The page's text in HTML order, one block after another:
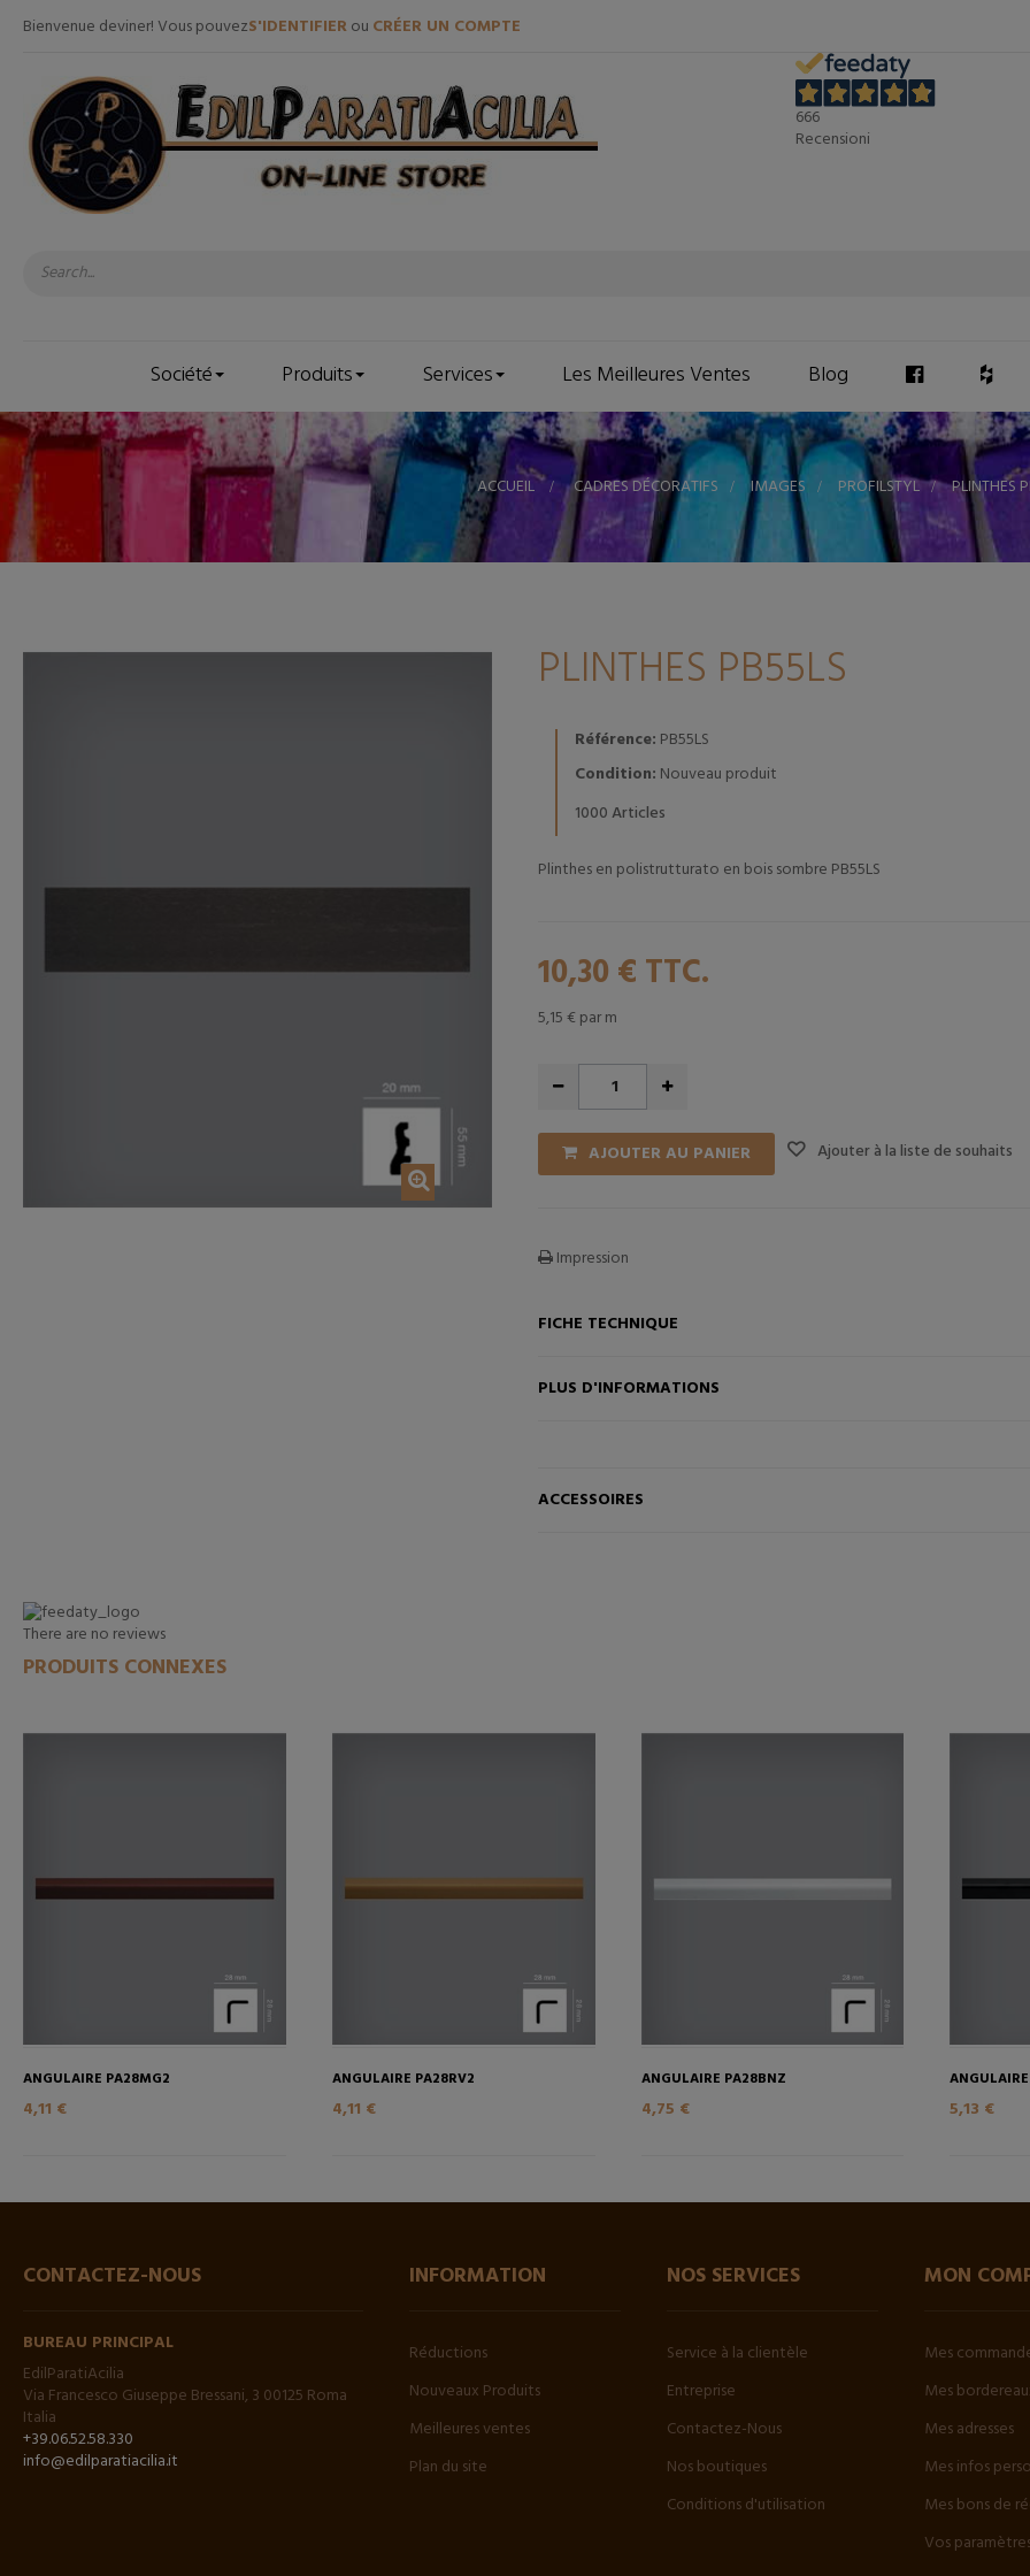
Bienvenue deviner! Vous pouvezS'IDENTIFIERou CRÉER UN COMPTE
666
Recensioni
Société Produits Services Les Meilleures Ventes Blog
ACCUEIL > CADRES DÉCORATIFS > IMAGES > PROFILSTYL > PLINTHES
PLINTHES PB55LS
Référence: PB55LS
Condition: Nouveau produit
1000Articles
Plinthes en polistrutturato en bois sombre PB55LS
10,30 € TTC.
5,15 € par m
AJOUTER AU PANIER Ajouter à la liste de souhaits
Impression
FICHE TECHNIQUE
PLUS D'INFORMATIONS
ACCESSOIRES
There are no reviews
PRODUITS CONNEXES
ANGULAIRE PA28MG2
4,11 €
AJOUTER AU PANIER
ANGULAIRE PA28RV2
4,11 €
ANGULAIRE PA28BNZ
4,75 € 5,13 €
CONTACTEZ-NOUS
BUREAU PRINCIPAL
EdilParatiAcilia
Via Francesco Giuseppe Bressani, 3 00125 Roma
Italia
+39.06.52.58.330
info@edilparatiacilia.it
INFORMATION
Réductions
Nouveaux Produits
Meilleures ventes
Plan du site
NOS SERVICES
Service à la clientèle
Entreprise
Contactez-Nous
Nos boutiques
Conditions d'utilisation
MON
Mes
Mes
Mes adresses
Mes infos
Mes bons de
Vos